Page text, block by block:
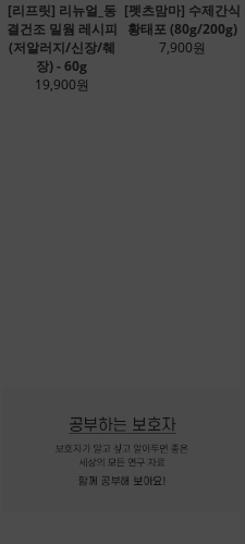
[리프릿] 리뉴얼_동
결건조 밀웜 레시피
(저알러지/신장/췌
장) - 60g
19,900원
[펫츠맘마] 수제간식
황태포 (80g/200g)
7,900원